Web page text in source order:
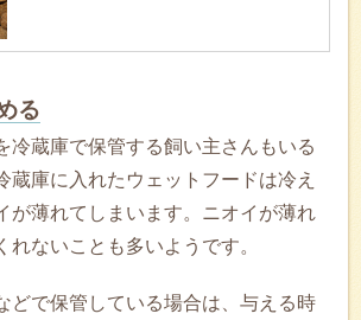
る
冷蔵庫で保管する飼い主さんもいる
蔵庫に入れたウェットフードは冷え
が薄れてしまいます。ニオイが薄れ
れないことも多いようです。
どで保管している場合は、与える時